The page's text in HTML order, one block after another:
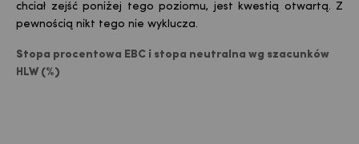
chciał zejść poniżej tego poziomu, jest kwestią otwartą. Z
pewnością nikt tego nie wyklucza.
Stopa procentowa EBC i stopa neutralna wg szacunków
HLW (%)